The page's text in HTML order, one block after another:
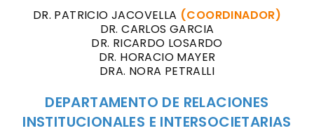
DR. PATRICIO JACOVELLA (COORDINADOR)
DR. CARLOS GARCIA
DR. RICARDO LOSARDO
DR. HORACIO MAYER
DRA. NORA PETRALLI
DEPARTAMENTO DE RELACIONES
INSTITUCIONALES E INTERSOCIETARIAS